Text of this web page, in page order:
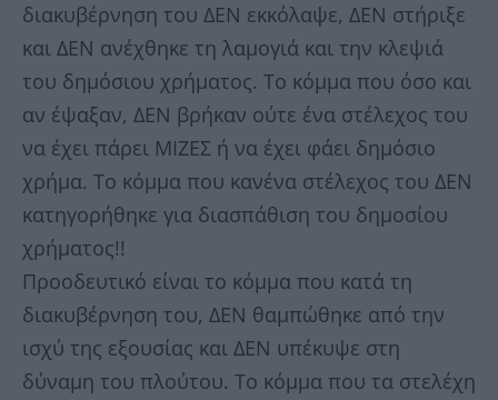
διακυβέρνηση του ΔΕΝ εκκόλαψε, ΔΕΝ στήριξε
και ΔΕΝ ανέχθηκε τη λαμογιά και την κλεψιά
του δημόσιου χρήματος. Το κόμμα που όσο και
αν έψαξαν, ΔΕΝ βρήκαν ούτε ένα στέλεχος του
να έχει πάρει ΜΙΖΕΣ ή να έχει φάει δημόσιο
χρήμα. Το κόμμα που κανένα στέλεχος του ΔΕΝ
κατηγορήθηκε για διασπάθιση του δημοσίου
χρήματος!!
Προοδευτικό είναι το κόμμα που κατά τη
διακυβέρνηση του, ΔΕΝ θαμπώθηκε από την
ισχύ της εξουσίας και ΔΕΝ υπέκυψε στη
δύναμη του πλούτου. Το κόμμα που τα στελέχη